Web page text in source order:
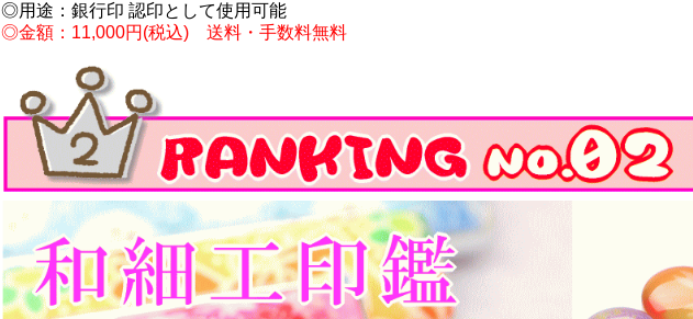
◎用途：銀行印 認印として使用可能
◎金額：11,000円(税込) 送料・手数料無料